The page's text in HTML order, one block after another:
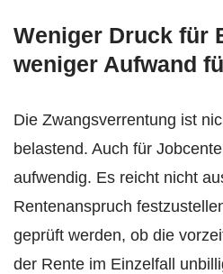
Weniger Druck für
weniger Aufwand
Die Zwangsverrentung ist
belastend. Auch für
aufwendig. Es reicht nicht
Rentenanspruch
geprüft werden, ob die
der Rente im Einzelfall